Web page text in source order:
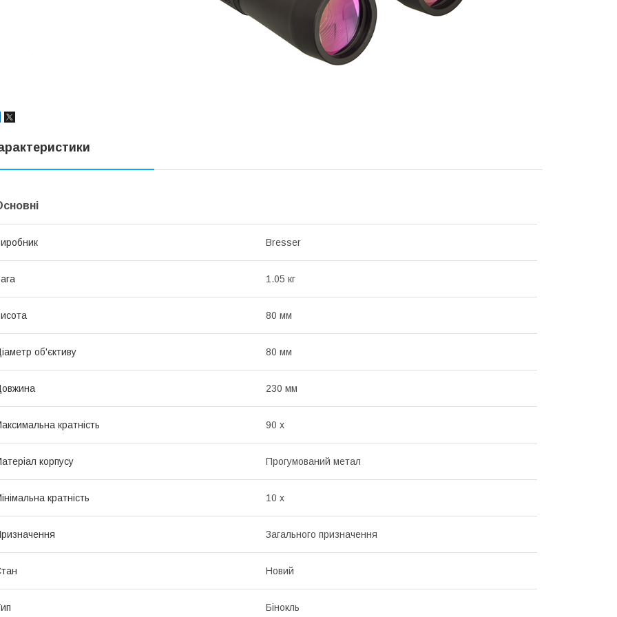
Bresser
1.05 кг
80 мм
об'єктиву 80 мм
230 мм
кратність 90 х
корпусу Прогумований метал
кратність 10 х
Загального призначення
Новий
Бінокль